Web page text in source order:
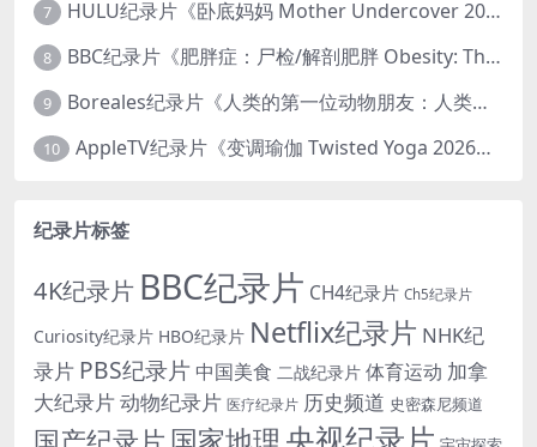
7 HULU纪录片《卧底妈妈 Mother Undercover 2023》全4集 英语中英双字 官方纯净版 1080P/MKV/7.6G 拯救孩子
8 BBC纪录片《肥胖症：尸检/解剖肥胖 Obesity: The Post Mortem 2016》英语中英双字 无水印纯净版 1080P/MKV/1.03G
9 Boreales纪录片《人类的第一位动物朋友：人类和狗的神奇故事 Man’s First Friend 2018》英语中英双字 1080P/MP4/1.8G 狗的神奇故事
10 AppleTV纪录片《变调瑜伽 Twisted Yoga 2026》全3集 英语中英双字 无水印纯净版 1080P/MKV/10G 瑜伽大师背后的真相
纪录片标签
4K纪录片 BBC纪录片 CH4纪录片 Ch5纪录片
Curiosity纪录片 HBO纪录片 Netflix纪录片 NHK纪
录片 PBS纪录片 中国美食 二战纪录片 体育运动 加拿
大纪录片动物纪录片 医疗纪录片 历史频道 史密森尼频道